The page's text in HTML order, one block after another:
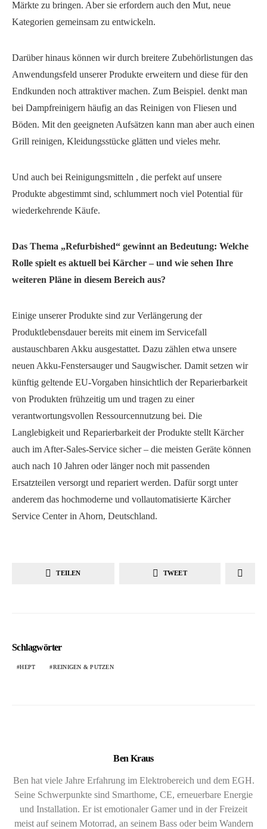
Märkte zu bringen. Aber sie erfordern auch den Mut, neue
Kategorien gemeinsam zu entwickeln.
Darüber hinaus können wir durch breitere Zubehörlistungen das
Anwendungsfeld unserer Produkte erweitern und diese für den
Endkunden noch attraktiver machen. Zum Beispiel. denkt man
bei Dampfreinigern häufig an das Reinigen von Fliesen und
Böden. Mit den geeigneten Aufsätzen kann man aber auch einen
Grill reinigen, Kleidungsstücke glätten und vieles mehr.
Und auch bei Reinigungsmitteln , die perfekt auf unsere
Produkte abgestimmt sind, schlummert noch viel Potential für
wiederkehrende Käufe.
Das Thema „Refurbished“ gewinnt an Bedeutung: Welche
Rolle spielt es aktuell bei Kärcher – und wie sehen Ihre
weiteren Pläne in diesem Bereich aus?
Einige unserer Produkte sind zur Verlängerung der
Produktlebensdauer bereits mit einem im Servicefall
austauschbaren Akku ausgestattet. Dazu zählen etwa unsere
neuen Akku-Fenstersauger und Saugwischer. Damit setzen wir
künftig geltende EU-Vorgaben hinsichtlich der Reparierbarkeit
von Produkten frühzeitig um und tragen zu einer
verantwortungsvollen Ressourcennutzung bei. Die
Langlebigkeit und Reparierbarkeit der Produkte stellt Kärcher
auch im After-Sales-Service sicher – die meisten Geräte können
auch nach 10 Jahren oder länger noch mit passenden
Ersatzteilen versorgt und repariert werden. Dafür sorgt unter
anderem das hochmoderne und vollautomatisierte Kärcher
Service Center in Ahorn, Deutschland.
TEILEN TWEET
Schlagwörter
HEPT REINIGEN & PUTZEN
Ben Kraus
Ben hat viele Jahre Erfahrung im Elektrobereich und dem EGH.
Seine Schwerpunkte sind Smarthome, CE, erneuerbare Energie
und Installation. Er ist emotionaler Gamer und in der Freizeit
meist auf seinem Motorrad, an seinem Bass oder beim Wandern